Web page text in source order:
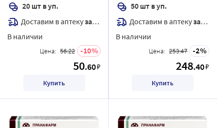
20 шт в уп.
Доставим в аптекузавтра
В наличии
Цена: 56.22 10
50.60₽
Купить
50 шт в уп.
Доставим в аптекузавтра
В наличии
Цена: 253.47 2
248.40₽
Купить